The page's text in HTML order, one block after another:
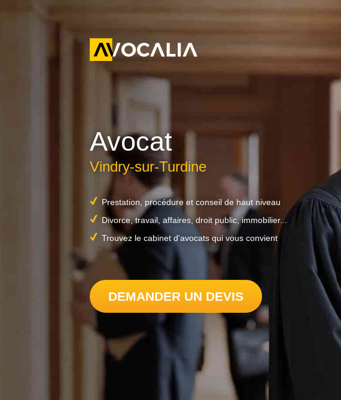
Avocat
Vindry-sur-Turdine
Prestation, procédure et conseil de haut niveau
Divorce, travail, affaires, droit public, immobilier...
Trouvez le cabinet d'avocats qui vous convient
DEMANDER UN DEVIS